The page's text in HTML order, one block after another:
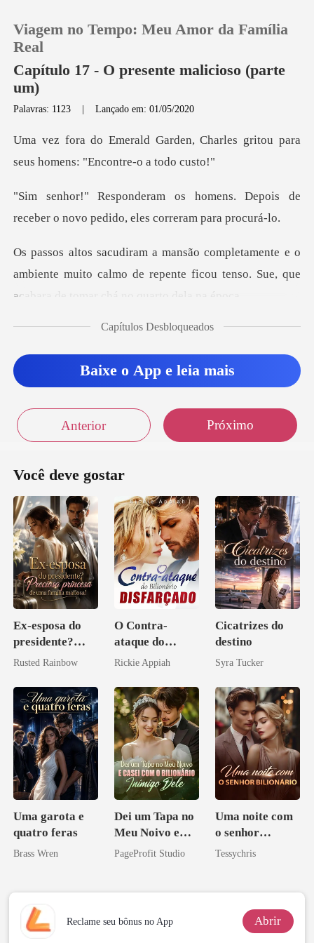
Loja
Sair
Baixar App
Viagem no Tempo: Meu Amor da Família
Real
Capítulo 17 - O presente malicioso (parte
um)
Palavras: 1123 |Lançado em: 01/05/2020
, Charles gritou para
seus hom
ns. Depois de
receber o novo pedi
o
ambiente muito calmo de repente ficou tenso. Su
Capítulos Desbloqueados
Baixe o App e leia mais
Anterior Próximo
Você deve gostar
Ex-esposa do
presidente?
Preciosa
família
mafiosa!
Rusted Rainbow
O Contra-
ataque do
Bilionário
Rickie Appiah
Cicatrizes do
destino
Syra Tucker
Uma garota e
quatro feras
Brass Wren
Dei um Tapa no
Meu Noivo e
Casei com o
PageProfit Studio
Uma noite com
o senhor
Bilionário
Tessychris
Reclame seu bônus no App Abrir